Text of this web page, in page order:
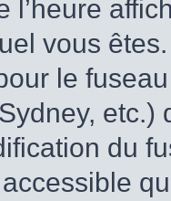
l’heure
vous
le
etc.)
du